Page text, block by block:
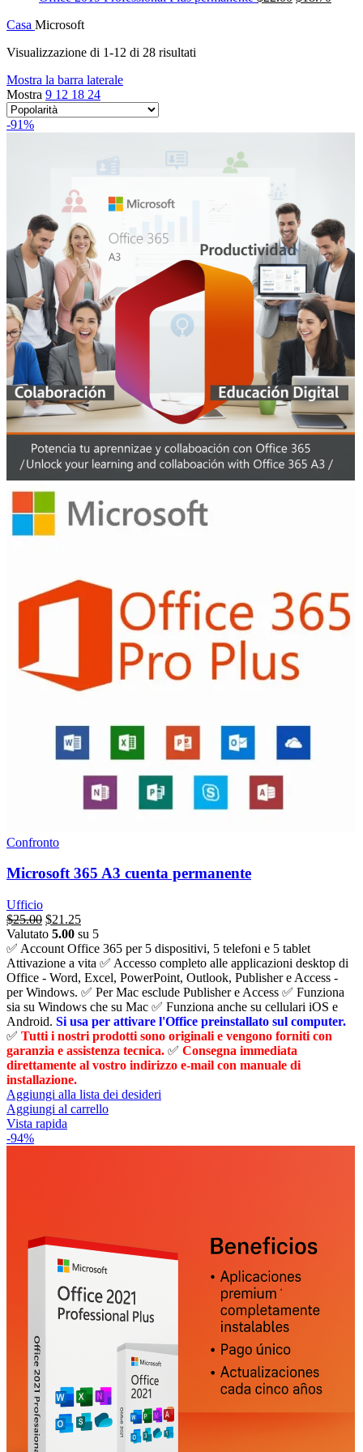
Casa Microsoft
Visualizzazione di 1-12 di 28 risultati
Mostra la barra laterale
Mostra 9 12 18 24
-91%
Confronto
Microsoft 365 A3 cuenta permanente
Ufficio
Il
prezzo
originale
era:
$276.00.
$25.00Il
prezzo
attuale
è:
$25.00.
$21.25
Valutato 5.00 su 5
✅ Account Office 365 per 5 dispositivi, 5 telefoni e 5 tablet
Attivazione a vita ✅ Accesso completo alle applicazioni desktop di
Office - Word, Excel, PowerPoint, Outlook, Publisher e Access -
per Windows. ✅ Per Mac esclude Publisher e Access ✅ Funziona
sia su Windows che su Mac ✅ Funziona anche su cellulari iOS e
Android. Si usa per attivare l'Office preinstallato sul computer.
✅ Tutti i nostri prodotti sono originali e vengono forniti con
garanzia e assistenza tecnica. ✅ Consegna immediata
direttamente al vostro indirizzo e-mail con manuale di
installazione.
Aggiungi alla lista dei desideri
Aggiungi al carrello
Vista rapida
-94%